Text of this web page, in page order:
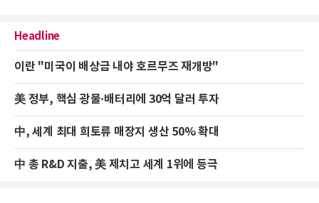
Headline
이란 "미국이 배상금 내야 호르무즈 재개방"
美 정부, 핵심 광물·배터리에 30억 달러 투자
中, 세계 최대 희토류 매장지 생산 50% 확대
中 총 R&D 지출, 美 제치고 세계 1위에 등극